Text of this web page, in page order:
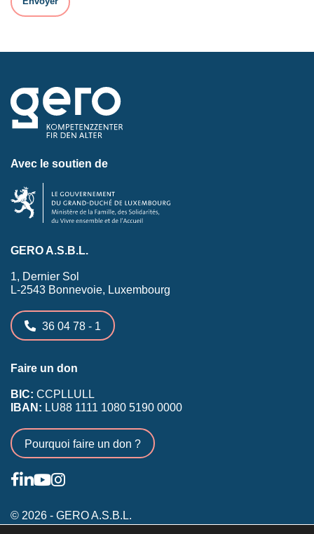
Avec le soutien de
GERO A.S.B.L.
1, Dernier Sol
L-2543 Bonnevoie, Luxembourg
36 04 78 - 1
Faire un don
BIC: CCPLLULL
IBAN: LU88 1111 1080 5190 0000
Pourquoi faire un don ?
© 2026 - GERO A.S.B.L.